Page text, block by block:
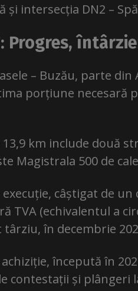
și intersecția DN2 –
Progres,
– Buzău, parte
porțiune necesară
km include două
Magistrala 500 de
câștigat de
TVA (echivalentul a
în decembrie
începută în
contestații și plângeri